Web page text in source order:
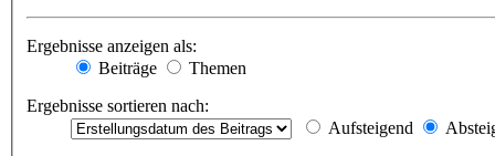
Ergebnisse anzeigen als:
Beiträge
Themen
Ergebnisse sortieren nach:
Aufsteigend